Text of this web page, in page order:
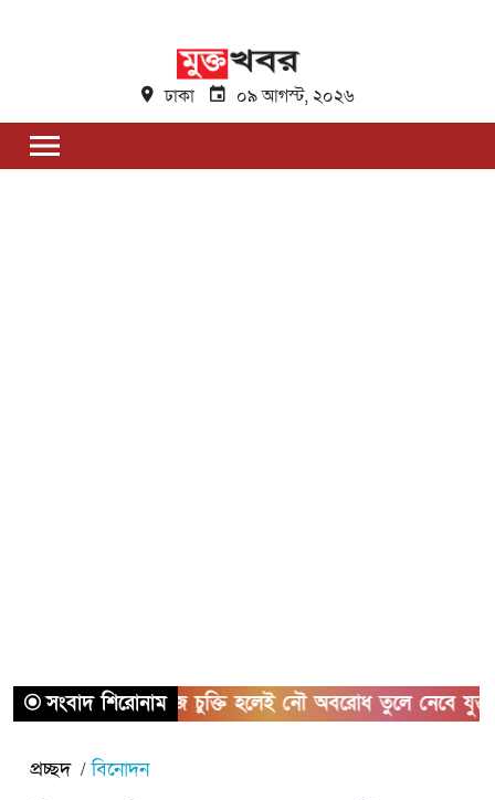
ঢাকা ০৯ আগস্ট, ২০২৬
সংবাদ শিরোনাম
হরমুজ চুক্তি হলেই নৌ অবরোধ তুলে নেবে যুক্তরাষ্ট্র
প্রচ্ছদ বিনোদন